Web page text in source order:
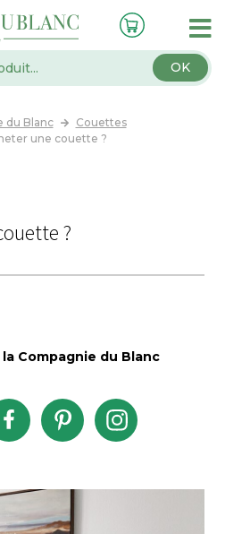
OK
du Blanc
Couettes
une couette ?
?
Compagnie du Blanc